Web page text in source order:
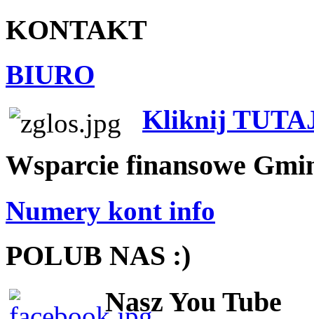
KONTAKT
BIURO
Kliknij
Wsparcie finansowe
Numery kont info
POLUB NAS :)
Nasz You Tube